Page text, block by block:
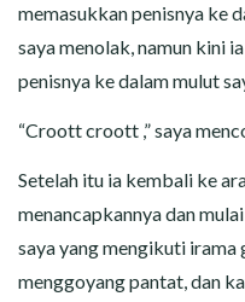
memasukkan penisnya ke
saya menolak, namun kini
penisnya ke dalam mulut
“Croott croott ,” saya
Setelah itu ia kembali ke
menancapkannya dan
saya yang mengikuti irama
menggoyang pantat, dan